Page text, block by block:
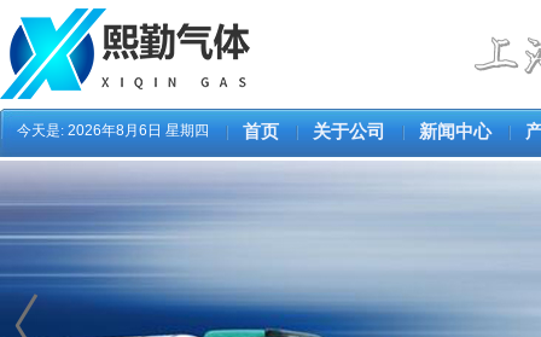
今天是: 2026年8月6日 星期四 首页 关于公司 新闻中心